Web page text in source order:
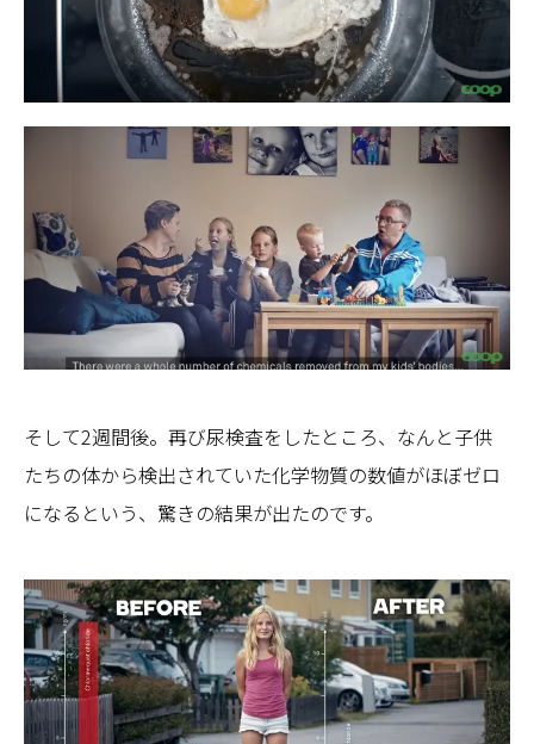
そして2週間後。再び尿検査をしたところ、なんと子供
たちの体から検出されていた化学物質の数値がほぼゼロ
になるという、驚きの結果が出たのです。